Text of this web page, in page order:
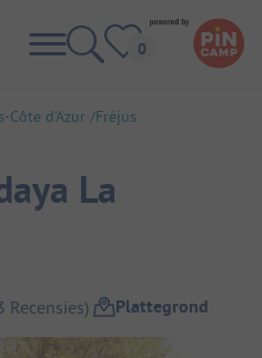
Côte d'Azur Fréjus
La
Recensies) Plattegrond